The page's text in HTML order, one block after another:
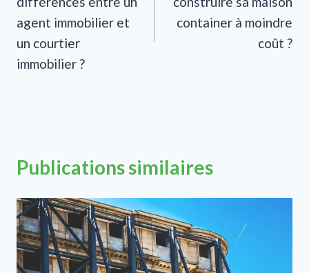
l’article
agent immobilier et
un courtier
immobilier ?
container à moindre
coût ?
Publications similaires